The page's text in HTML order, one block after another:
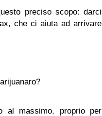
preciso scopo: darci
che ci aiuta ad arrivare
al massimo, proprio per